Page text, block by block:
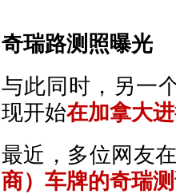
奇瑞路测照曝光
与此同时，另一
现开始在加拿大进
最近，多位网友
商）车牌的奇瑞测